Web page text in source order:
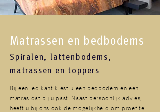
Matrassen en bedbodems
Spiralen, lattenbodems,
matrassen en toppers
Bij een ledikant kiest u een bedbodem en een
matras dat bij u past. Naast persoonlijk advies,
heeft u bij ons ook de mogelijkheid om proef te